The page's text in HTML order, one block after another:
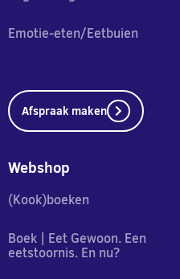
Emotie-eten/Eetbuien
Afspraak maken
Webshop
(Kook)boeken
Boek | Eet Gewoon. Een
eetstoornis. En nu?